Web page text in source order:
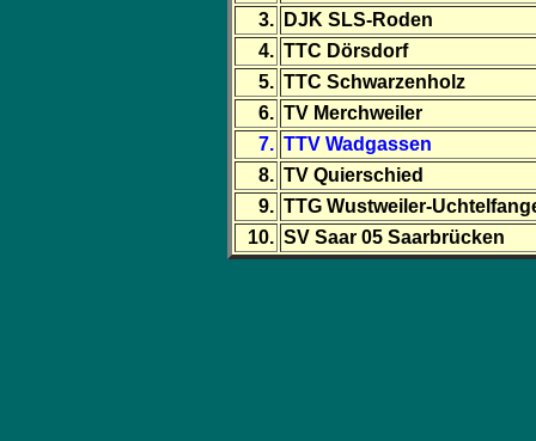
3.
DJK SLS-Roden
4. TTC Dörsdorf
5. TTC Schwarzenholz
6. TV Merchweiler
7. TTV Wadgassen
8. TV Quierschied
9. TTG Wustweiler-
10. SV Saar 05 Saarbrücken